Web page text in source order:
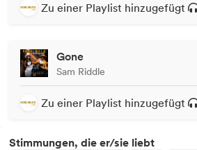
Zu einer Playlist hinzugefügt
Gone
Sam Riddle
Zu einer Playlist hinzugefügt
Stimmungen, die er/sie liebt